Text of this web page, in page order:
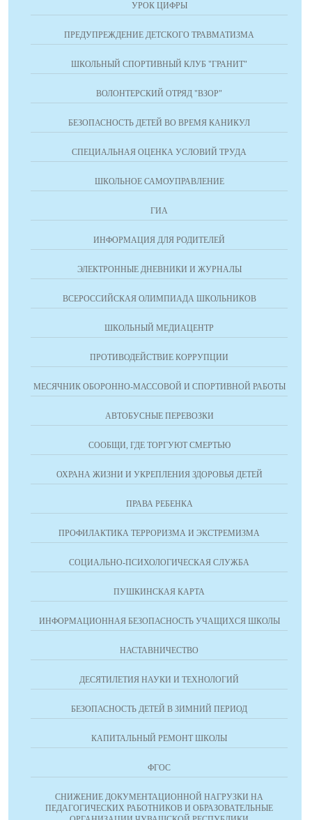
УРОК ЦИФРЫ
ПРЕДУПРЕЖДЕНИЕ ДЕТСКОГО ТРАВМАТИЗМА
ШКОЛЬНЫЙ СПОРТИВНЫЙ КЛУБ "ГРАНИТ"
ВОЛОНТЕРСКИЙ ОТРЯД "ВЗОР"
БЕЗОПАСНОСТЬ ДЕТЕЙ ВО ВРЕМЯ КАНИКУЛ
СПЕЦИАЛЬНАЯ ОЦЕНКА УСЛОВИЙ ТРУДА
ШКОЛЬНОЕ САМОУПРАВЛЕНИЕ
ГИА
ИНФОРМАЦИЯ ДЛЯ РОДИТЕЛЕЙ
ЭЛЕКТРОННЫЕ ДНЕВНИКИ И ЖУРНАЛЫ
ВСЕРОССИЙСКАЯ ОЛИМПИАДА ШКОЛЬНИКОВ
ШКОЛЬНЫЙ МЕДИАЦЕНТР
ПРОТИВОДЕЙСТВИЕ КОРРУПЦИИ
МЕСЯЧНИК ОБОРОННО-МАССОВОЙ И СПОРТИВНОЙ РАБОТЫ
АВТОБУСНЫЕ ПЕРЕВОЗКИ
СООБЩИ, ГДЕ ТОРГУЮТ СМЕРТЬЮ
ОХРАНА ЖИЗНИ И УКРЕПЛЕНИЯ ЗДОРОВЬЯ ДЕТЕЙ
ПРАВА РЕБЕНКА
ПРОФИЛАКТИКА ТЕРРОРИЗМА И ЭКСТРЕМИЗМА
СОЦИАЛЬНО-ПСИХОЛОГИЧЕСКАЯ СЛУЖБА
ПУШКИНСКАЯ КАРТА
ИНФОРМАЦИОННАЯ БЕЗОПАСНОСТЬ УЧАЩИХСЯ ШКОЛЫ
НАСТАВНИЧЕСТВО
ДЕСЯТИЛЕТИЯ НАУКИ И ТЕХНОЛОГИЙ
БЕЗОПАСНОСТЬ ДЕТЕЙ В ЗИМНИЙ ПЕРИОД
КАПИТАЛЬНЫЙ РЕМОНТ ШКОЛЫ
ФГОС
СНИЖЕНИЕ ДОКУМЕНТАЦИОННОЙ НАГРУЗКИ НА
ПЕДАГОГИЧЕСКИХ РАБОТНИКОВ И ОБРАЗОВАТЕЛЬНЫЕ